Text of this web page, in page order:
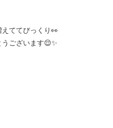
ててびっくり👀
ございます😌✨